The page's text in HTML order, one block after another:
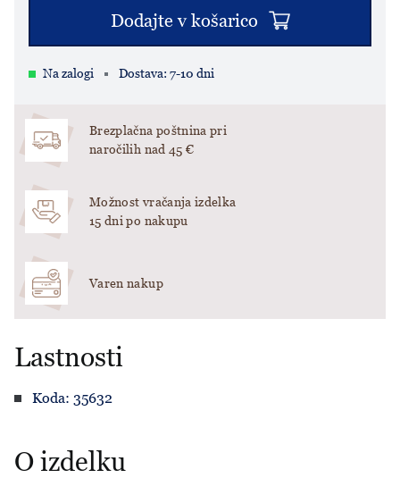
Dodajte v košarico
Na zalogi Dostava: 7-10 dni
Brezplačna poštnina pri
naročilih nad 45 €
Možnost vračanja izdelka
15 dni po nakupu
Varen nakup
Lastnosti
Koda: 35632
O izdelku